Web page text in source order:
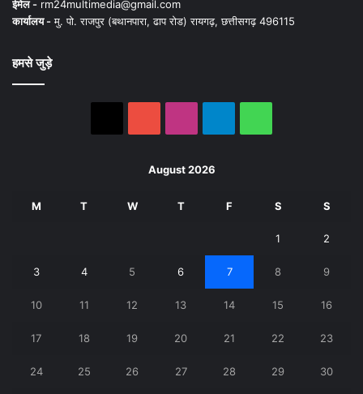
ईमेल - rm24multimedia@gmail.com
कार्यालय -मु. पो. राजपुर (बथानपारा, ढाप रोड) रायगढ़, छत्तीसगढ़ 496115
हमसे जुड़े
August 2026
M T W T F S S
1 2
3 4 5 6 7 8 9
10 11 12 13 14 15 16
17 18 19 20 21 22 23
24 25 26 27 28 29 30